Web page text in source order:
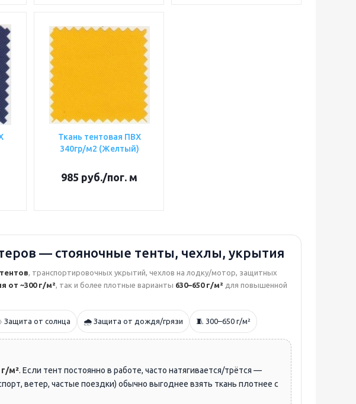
Ткань тентовая ПВХ
340гр/м2 (Желтый)
985 руб./пог. м
— стояночные тенты, чехлы, укрытия
, транспортировочных укрытий, чехлов на лодку/мотор, защитных
от ~300 г/м², так и более плотные варианты 630–650 г/м² для повышенной
Защита от солнца 🌧️ Защита от дождя/грязи 🧵 300–650 г/м²
г/м². Если тент постоянно в работе, часто натягивается/трётся —
ветер, частые поездки) обычно выгоднее взять ткань плотнее с